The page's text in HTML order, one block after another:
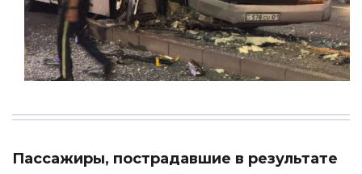
Пассажиры, пострадавшие в результате